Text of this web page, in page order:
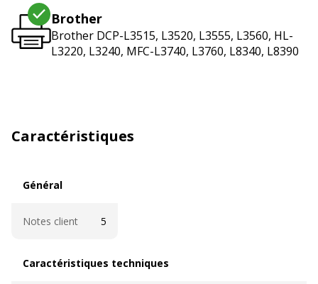
Brother
Brother DCP-L3515, L3520, L3555, L3560, HL-
L3220, L3240, MFC-L3740, L3760, L8340, L8390
Caractéristiques
Général
Notes client 5
Caractéristiques techniques